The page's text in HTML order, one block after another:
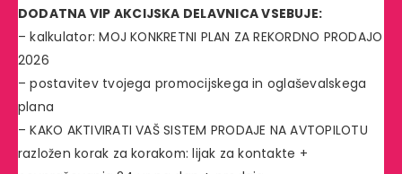
DODATNA VIP AKCIJSKA DELAVNICA VSEBUJE:
– kalkulator: MOJ KONKRETNI PLAN ZA REKORDNO PRODAJO
2026
– postavitev tvojega promocijskega in oglaševalskega
plana
– KAKO AKTIVIRATI VAŠ SISTEM PRODAJE NA AVTOPILOTU
razložen korak za korakom: lijak za kontakte +